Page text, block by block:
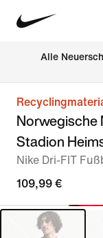
Alle
Norwegische
Stadion
Nike Dri-FIT
109,99 €